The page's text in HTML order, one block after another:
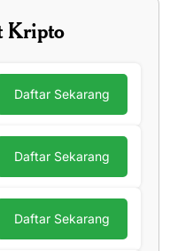
Kripto
Daftar Sekarang
Daftar Sekarang
Daftar Sekarang